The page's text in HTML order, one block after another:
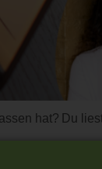
hat? Du